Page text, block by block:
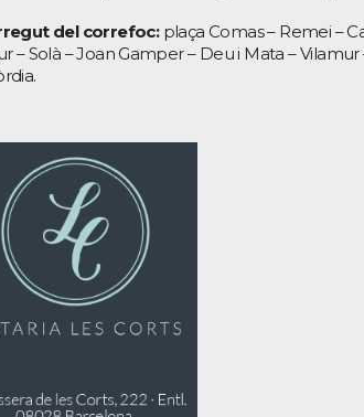
del correfoc:plaça Comas – Remei –
– Solà – Joan Gamper – Deu i Mata –